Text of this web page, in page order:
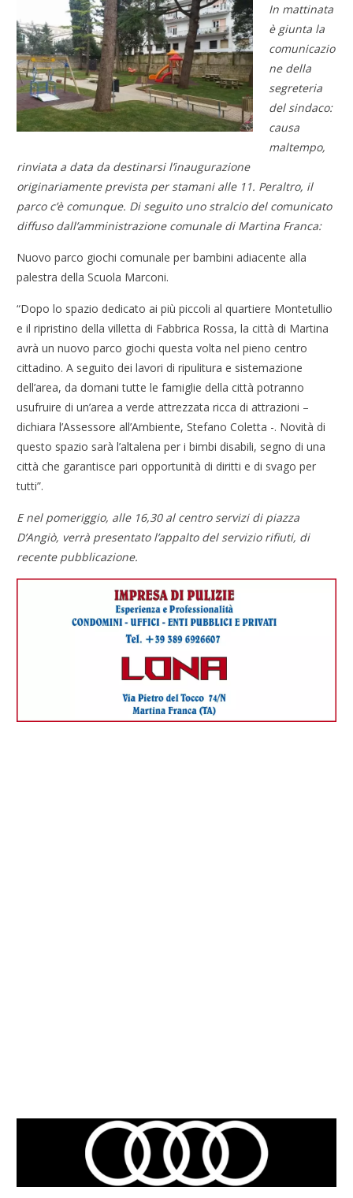
In mattinata
è giunta la
comunicazio
ne della
segreteria
del sindaco:
causa
maltempo,
rinviata a data da destinarsi l’inaugurazione
originariamente prevista per stamani alle 11. Peraltro, il
parco c’è comunque. Di seguito uno stralcio del comunicato
diffuso dall’amministrazione comunale di Martina Franca:
Nuovo parco giochi comunale per bambini adiacente alla
palestra della Scuola Marconi.
“Dopo lo spazio dedicato ai più piccoli al quartiere Montetullio
e il ripristino della villetta di Fabbrica Rossa, la città di Martina
avrà un nuovo parco giochi questa volta nel pieno centro
cittadino. A seguito dei lavori di ripulitura e sistemazione
dell’area, da domani tutte le famiglie della città potranno
usufruire di un’area a verde attrezzata ricca di attrazioni –
dichiara l’Assessore all’Ambiente, Stefano Coletta -. Novità di
questo spazio sarà l’altalena per i bimbi disabili, segno di una
città che garantisce pari opportunità di diritti e di svago per
tutti”.
E nel pomeriggio, alle 16,30 al centro servizi di piazza
D’Angiò, verrà presentato l’appalto del servizio rifiuti, di
recente pubblicazione.